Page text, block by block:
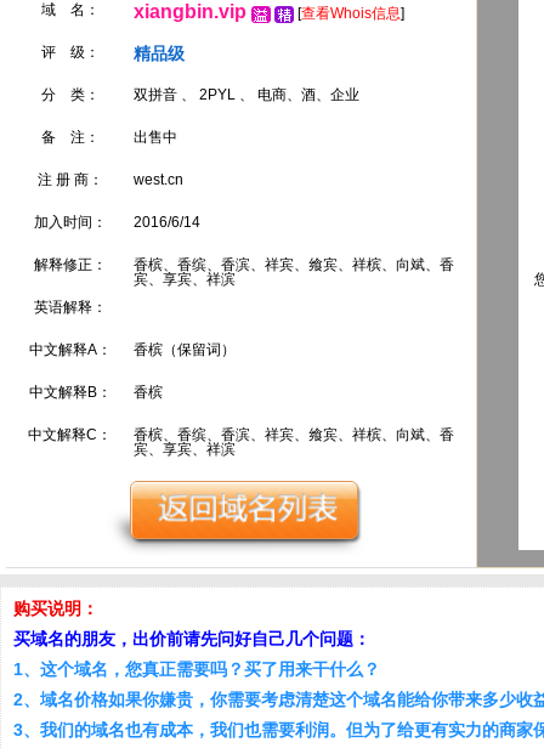
域 名： xiangbin.vip [查看Whois信息]
评 级： 精品级
分 类： 双拼音 、 2PYL 、 电商、酒、企业
备 注： 出售中
注 册 商： west.cn
加入时间： 2016/6/14
解释修正：
香槟、香缤、香滨、祥宾、飨宾、祥槟、向斌、香
宾、享宾、祥滨
英语解释：
中文解释A： 香槟（保留词）
中文解释B： 香槟
中文解释C：
香槟、香缤、香滨、祥宾、飨宾、祥槟、向斌、香
宾、享宾、祥滨
购买说明：
买域名的朋友，出价前请先问好自己几个问题：
1、这个域名，您真正需要吗？买了用来干什么？
2、域名价格如果你嫌贵，你需要考虑清楚这个域名能给你带来多少收
3、我们的域名也有成本，我们也需要利润。但为了给更有实力的商家